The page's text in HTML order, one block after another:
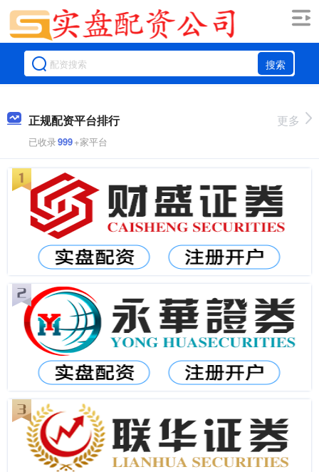
搜索
正规配资平台排行
已收录999+家平台
更多